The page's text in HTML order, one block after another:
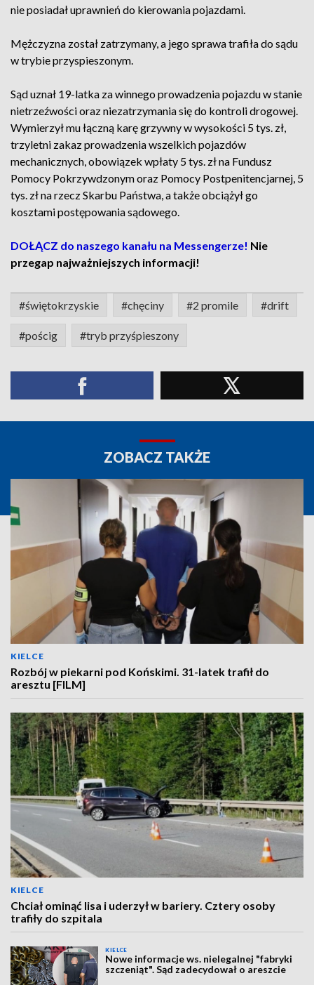
nie posiadał uprawnień do kierowania pojazdami.
Mężczyzna został zatrzymany, a jego sprawa trafiła do sądu
w trybie przyspieszonym.
Sąd uznał 19-latka za winnego prowadzenia pojazdu w stanie
nietrzeźwości oraz niezatrzymania się do kontroli drogowej.
Wymierzył mu łączną karę grzywny w wysokości 5 tys. zł,
trzyletni zakaz prowadzenia wszelkich pojazdów
mechanicznych, obowiązek wpłaty 5 tys. zł na Fundusz
Pomocy Pokrzywdzonym oraz Pomocy Postpenitencjarnej, 5
tys. zł na rzecz Skarbu Państwa, a także obciążył go
kosztami postępowania sądowego.
DOŁĄCZ do naszego kanału na Messengerze! Nie
przegap najważniejszych informacji!
#świętokrzyskie #chęciny #2 promile #drift
#pościg #tryb przyśpieszony
ZOBACZ TAKŻE
KIELCE
Rozbój w piekarni pod Końskimi. 31-latek trafił do
aresztu [FILM]
KIELCE
Chciał ominąć lisa i uderzył w bariery. Cztery osoby
trafiły do szpitala
KIELCE
Nowe informacje ws. nielegalnej "fabryki
szczeniąt". Sąd zadecydował o areszcie